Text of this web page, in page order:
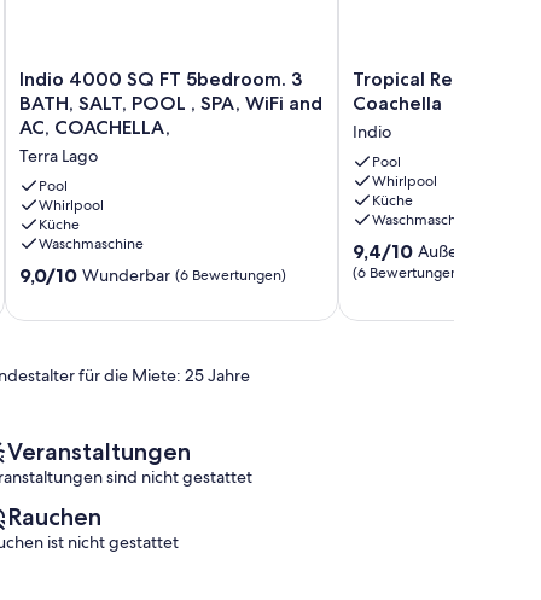
Indio
4000
SQ
FT
5bedroom.
3
BATH,
SALT,
POOL
,
WiFi
COACHELLA,
Indio 4000 SQ FT 5bedroom. 3
BATH, SALT, POOL , SPA, WiFi and
AC, COACHELLA,
Terra Lago
Pool
Whirlpool
Küche
Waschmaschine
9.0
10,
Bewertungen)
9,0/10 Wunderbar (6 Bewertungen)
Tropical
Retreat
the
Way
in
Coachella
Indio
Tropical Retreat on
Coachella
Indio
Pool
Whirlpool
Küche
Waschmaschine
9.4
von
Außergewöhnlich,
9,4/10
(6 Bewertungen)
für die Miete: 25 Jahre
Veranstaltungen
sind nicht gestattet
Rauchen
ist nicht gestattet